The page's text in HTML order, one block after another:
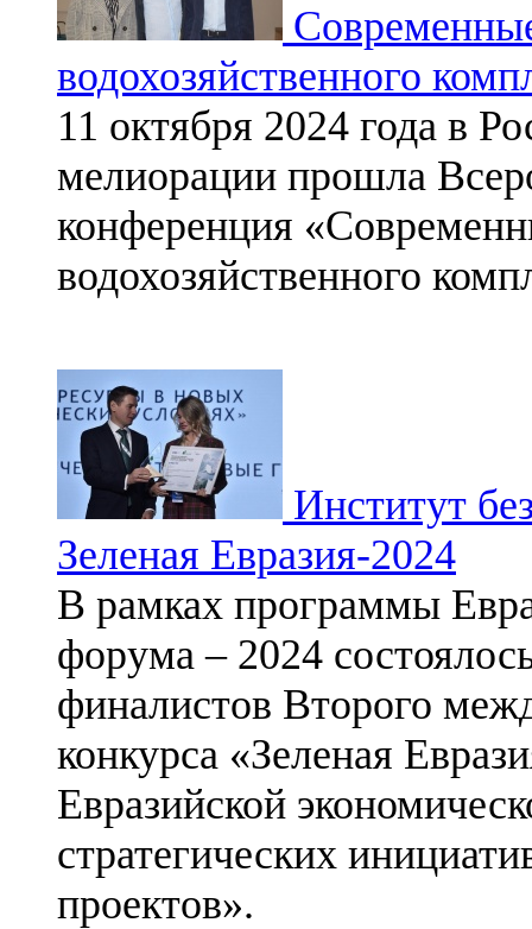
водохозяйственного
11 октября 2024 года в
мелиорации прошла
конференция
водохозяйственного
Институт
Зеленая Евразия-2024
В рамках программы
форума – 2024
финалистов Второго
конкурса «Зеленая
Евразийской
стратегических
проектов».